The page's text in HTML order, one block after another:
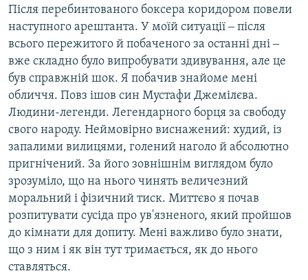
Після перебинтованого боксера коридором повели
наступного арештанта. У моїй ситуації ‒ після
всього пережитого й побаченого за останні дні ‒
вже складно було випробувати здивування, але це
був справжній шок. Я побачив знайоме мені
обличчя. Повз ішов син Мустафи Джемілєва.
Людини-легенди. Легендарного борця за свободу
свого народу. Неймовірно виснажений: худий, із
запалими вилицями, голений наголо й абсолютно
пригнічений. За його зовнішнім виглядом було
зрозуміло, що на нього чинять величезний
моральний і фізичний тиск. Миттєво я почав
розпитувати сусіда про ув'язненого, який пройшов
до кімнати для допиту. Мені важливо було знати,
що з ним і як він тут тримається, як до нього
ставляться.